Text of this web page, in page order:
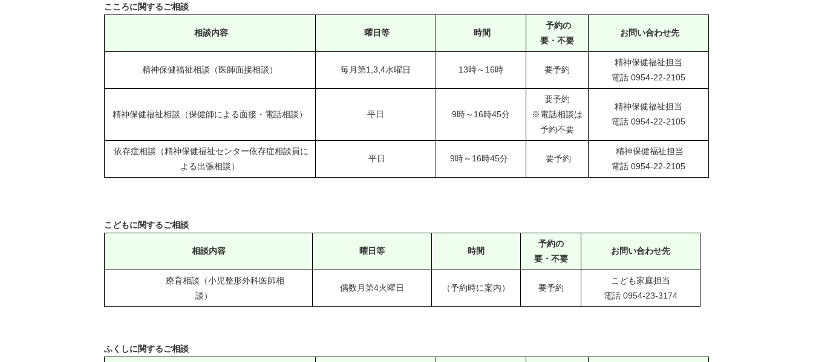
こころに関するご相談
相談内容 曜日等 時間
予約の
要・不要
お問い合わせ先
精神保健福祉相談（医師面接相談） 毎月第1,3,4水曜日 13時～16時 要予約
精神保健福祉担当
電話 0954-22-2105
精神保健福祉相談（保健師による面接・電話相談） 平日 9時～16時45分
要予約
※電話相談は
予約不要
精神保健福祉担当
電話 0954-22-2105
依存症相談（精神保健福祉センター依存症相談員に
よる出張相談）
平日 9時～16時45分 要予約
精神保健福祉担当
電話 0954-22-2105
こどもに関するご相談
相談内容 曜日等 時間
予約の
要・不要
お問い合わせ先
療育相談（小児整形外科医師相
談）
偶数月第4火曜日 （予約時に案内） 要予約
こども家庭担当
電話 0954-23-3174
ふくしに関するご相談